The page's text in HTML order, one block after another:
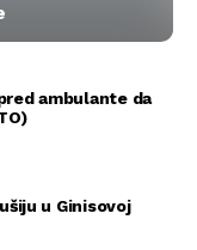
ambulante da
u Ginisovoj